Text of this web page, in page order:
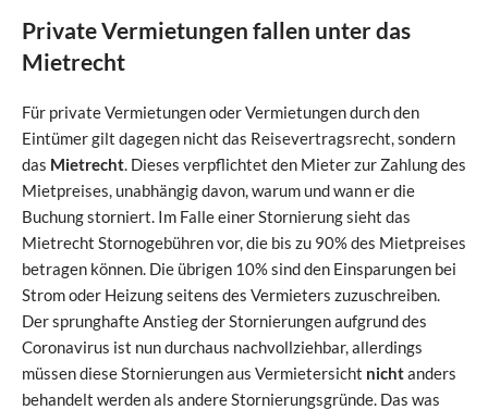
Private Vermietungen fallen unter das
Mietrecht
Für private Vermietungen oder Vermietungen durch den
Eintümer gilt dagegen nicht das Reisevertragsrecht, sondern
das Mietrecht. Dieses verpflichtet den Mieter zur Zahlung des
Mietpreises, unabhängig davon, warum und wann er die
Buchung storniert. Im Falle einer Stornierung sieht das
Mietrecht Stornogebühren vor, die bis zu 90% des Mietpreises
betragen können. Die übrigen 10% sind den Einsparungen bei
Strom oder Heizung seitens des Vermieters zuzuschreiben.
Der sprunghafte Anstieg der Stornierungen aufgrund des
Coronavirus ist nun durchaus nachvollziehbar, allerdings
müssen diese Stornierungen aus Vermietersicht nichtanders
behandelt werden als andere Stornierungsgründe. Das was